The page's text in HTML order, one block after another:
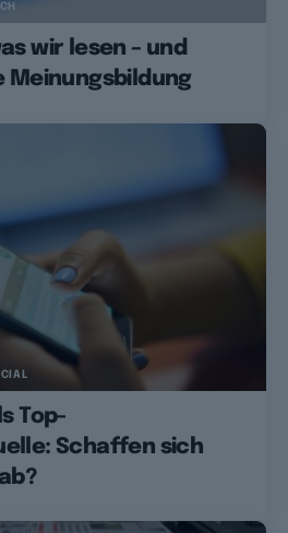
wir lesen – und
Top-
Schaffen sich